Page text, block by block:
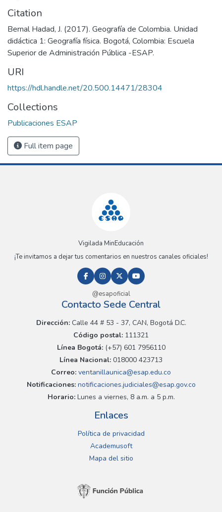
Citation
Bernal Hadad, J. (2017). Geografía de Colombia. Unidad
didáctica 1: Geografía física. Bogotá, Colombia: Escuela
Superior de Administración Pública -ESAP.
URI
https://hdl.handle.net/20.500.14471/28304
Collections
Publicaciones ESAP
Full item page
Vigilada MinEducación
¡Te invitamos a dejar tus comentarios en nuestros canales oficiales!
@esapoficial
Contacto Sede Central
Dirección:Calle 44 # 53 - 37, CAN, Bogotá D.C.
Código postal: 111321
Línea Bogotá:(+57) 601 7956110
Línea Nacional: 018000 423713
Correo: ventanillaunica@esap.edu.co
Notificaciones:notificaciones.judiciales@esap.gov.co
Horario:Lunes a viernes, 8 a.m. a 5 p.m.
Enlaces
Política de privacidad
Academusoft
Mapa del sitio